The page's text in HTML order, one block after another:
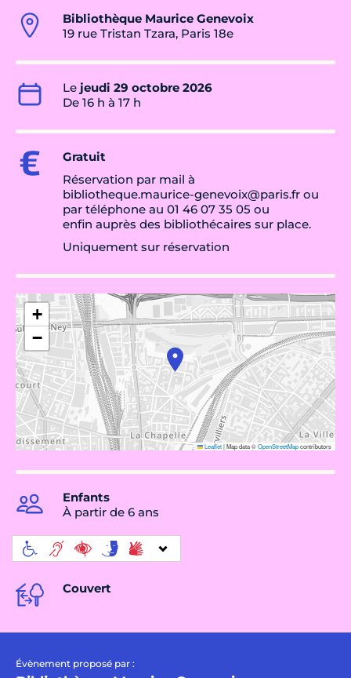
Bibliothèque Maurice Genevoix
19 rue Tristan Tzara, Paris 18e
Le jeudi 29 octobre 2026
De 16 h à 17 h
Gratuit
Réservation par mail à
bibliotheque.maurice-genevoix@paris.fr ou
par téléphone au 01 46 07 35 05 ou
enfin auprès des bibliothécaires sur place.
Uniquement sur réservation
+
−
Leaflet|Map data ©OpenStreetMapcontributors
Enfants
À partir de 6 ans
Couvert
Évènement proposé par :